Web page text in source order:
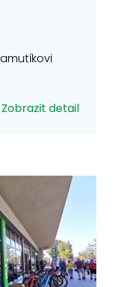
Zobrazit detail